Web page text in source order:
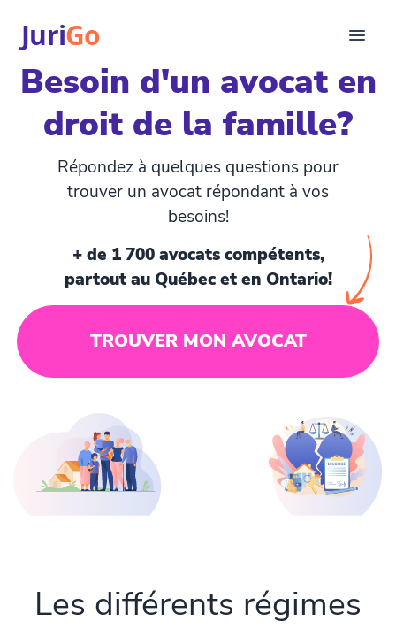
JuriGo
Consultation
Articles juridiques
Pour avocats
Trouver un avocat
Besoin d'un avocat en
droit de la famille?
Répondez à quelques questions pour
trouver un avocat répondant à vos
besoins!
+ de 1 700 avocats compétents,
partout au Québec et en Ontario!
TROUVER MON AVOCAT
Les différents régimes